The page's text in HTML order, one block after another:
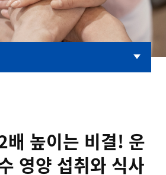
배 높이는 비결! 운
영양 섭취와 식사